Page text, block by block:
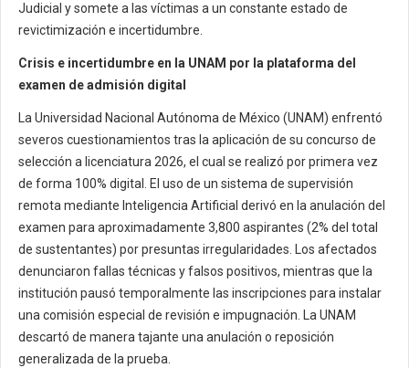
Judicial y somete a las víctimas a un constante estado de
revictimización e incertidumbre.
Crisis e incertidumbre en la UNAM por la plataforma del
examen de admisión digital
La Universidad Nacional Autónoma de México (UNAM) enfrentó
severos cuestionamientos tras la aplicación de su concurso de
selección a licenciatura 2026, el cual se realizó por primera vez
de forma 100% digital. El uso de un sistema de supervisión
remota mediante Inteligencia Artificial derivó en la anulación del
examen para aproximadamente 3,800 aspirantes (2% del total
de sustentantes) por presuntas irregularidades. Los afectados
denunciaron fallas técnicas y falsos positivos, mientras que la
institución pausó temporalmente las inscripciones para instalar
una comisión especial de revisión e impugnación. La UNAM
descartó de manera tajante una anulación o reposición
generalizada de la prueba.